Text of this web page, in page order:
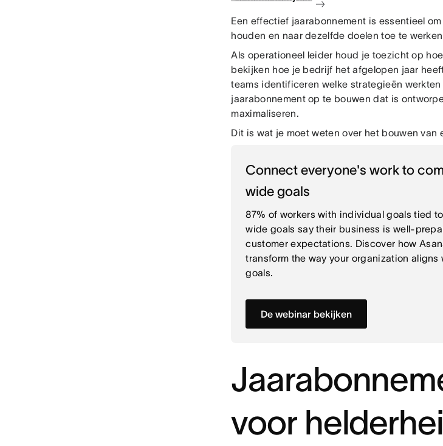
Een effectief jaarabonnement is essentieel
houden en naar dezelfde doelen toe te
Als operationeel leider houd je toezicht op
bekijken hoe je bedrijf het afgelopen jaar
teams identificeren welke strategieën
jaarabonnement op te bouwen dat is
maximaliseren.
Dit is wat je moet weten over het bouwen van
Connect everyone's work to
wide goals
87% of workers with individual goals tied
wide goals say their business is well-
customer expectations. Discover how
transform the way your organization aligns
goals.
De webinar bekijken
voor